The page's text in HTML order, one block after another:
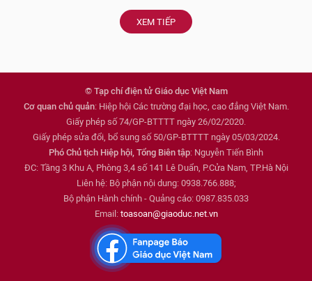
XEM TIẾP
© Tạp chí điện tử Giáo dục Việt Nam
Cơ quan chủ quản: Hiệp hội Các trường đại học, cao đẳng Việt Nam.
Giấy phép số 74/GP-BTTTT ngày 26/02/2020.
Giấy phép sửa đổi, bổ sung số 50/GP-BTTTT ngày 05/03/2024.
Phó Chủ tịch Hiệp hội, Tổng Biên tập: Nguyễn Tiến Bình
ĐC: Tầng 3 Khu A, Phòng 3,4 số 141 Lê Duẩn, P.Cửa Nam, TP.Hà Nội
Liên hệ: Bộ phận nội dung: 0938.766.888;
Bộ phận Hành chính - Quảng cáo: 0987.835.033
Email: toasoan@giaoduc.net.vn